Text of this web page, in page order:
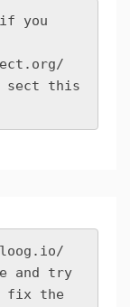
if you
sect this
and try
fix the